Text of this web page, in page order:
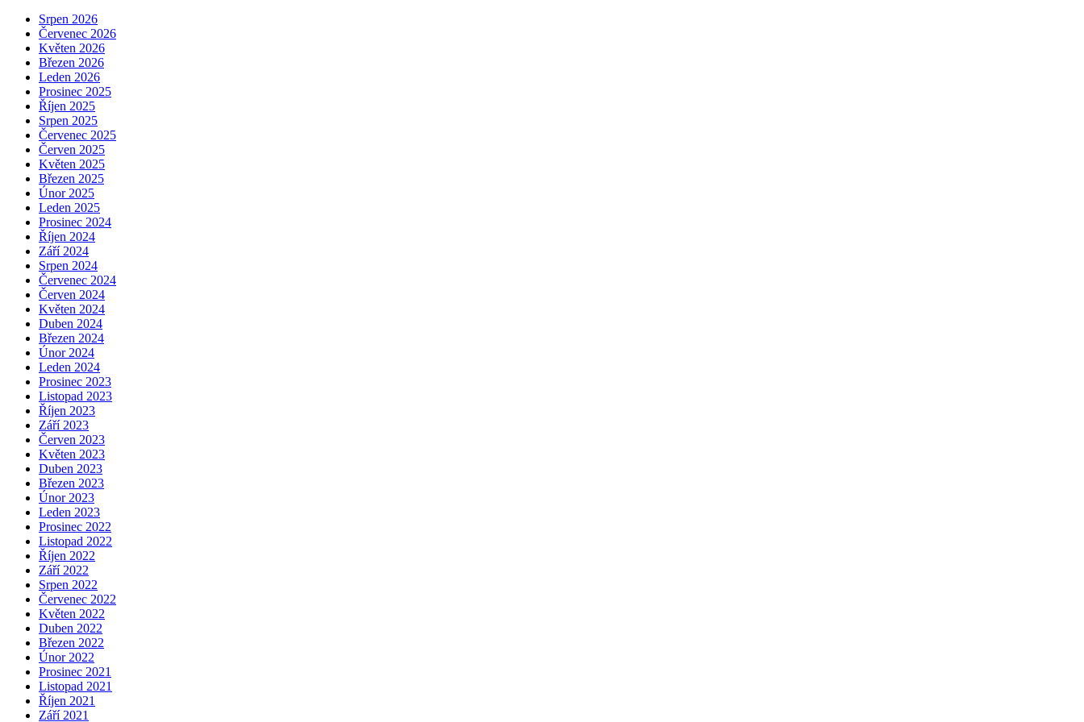
Srpen 2026
Červenec 2026
Květen 2026
Březen 2026
Leden 2026
Prosinec 2025
Říjen 2025
Srpen 2025
Červenec 2025
Červen 2025
Květen 2025
Březen 2025
Únor 2025
Leden 2025
Prosinec 2024
Říjen 2024
Září 2024
Srpen 2024
Červenec 2024
Červen 2024
Květen 2024
Duben 2024
Březen 2024
Únor 2024
Leden 2024
Prosinec 2023
Listopad 2023
Říjen 2023
Září 2023
Červen 2023
Květen 2023
Duben 2023
Březen 2023
Únor 2023
Leden 2023
Prosinec 2022
Listopad 2022
Říjen 2022
Září 2022
Srpen 2022
Červenec 2022
Květen 2022
Duben 2022
Březen 2022
Únor 2022
Prosinec 2021
Listopad 2021
Říjen 2021
Září 2021